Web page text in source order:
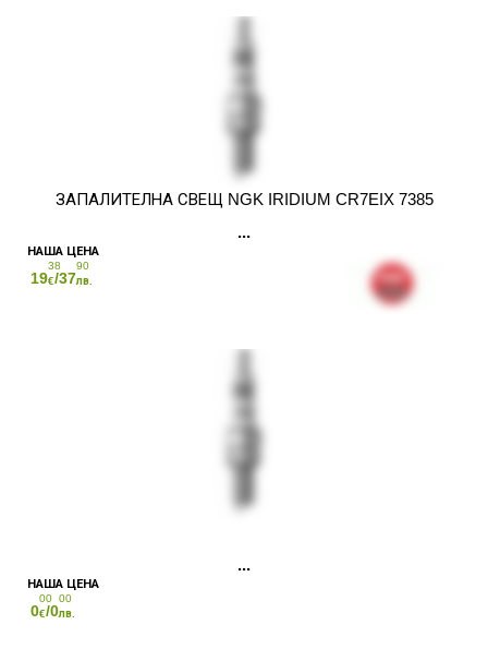
ЗАПАЛИТЕЛНА СВЕЩ NGK IRIDIUM CR7EIX 7385
19
38
€/37
90
лв.
0
00
€/0
00
лв.